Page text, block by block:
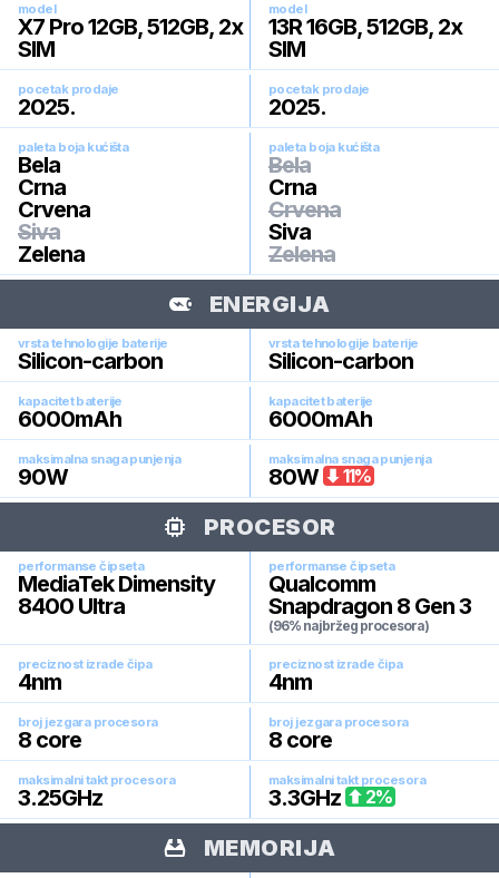
model
X7 Pro 12GB, 512GB, 2x
SIM
model
13R 16GB, 512GB, 2x
SIM
pocetak prodaje
2025.
pocetak prodaje
2025.
paleta boja kućišta
Bela
Crna
Crvena
Siva
Zelena
paleta boja kućišta
Bela
Crna
Crvena
Siva
Zelena
ENERGIJA
vrsta tehnologije baterije
Silicon-carbon
vrsta tehnologije baterije
Silicon-carbon
kapacitet baterije
6000mAh
kapacitet baterije
6000mAh
maksimalna snaga punjenja
90W
maksimalna snaga punjenja
80W 11%
PROCESOR
performanse čipseta
MediaTek Dimensity
8400 Ultra
performanse čipseta
Qualcomm
Snapdragon 8 Gen 3
(96% najbržeg procesora)
preciznost izrade čipa
4nm
preciznost izrade čipa
4nm
broj jezgara procesora
8 core
broj jezgara procesora
8 core
maksimalni takt procesora
3.25GHz
maksimalni takt procesora
3.3GHz 2%
MEMORIJA